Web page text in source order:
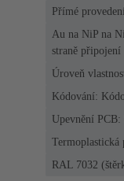
Přímé
Au na NiP na
straně připojení
Úroveň
Kódování:
Upevnění
Termoplastická
RAL 7032